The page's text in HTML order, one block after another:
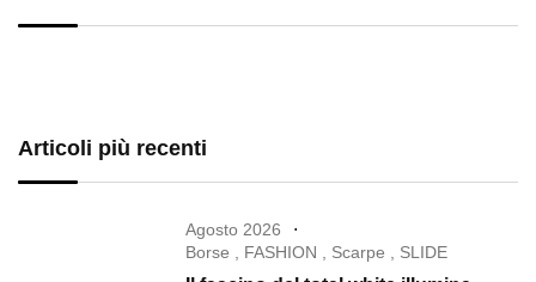
Articoli più recenti
Agosto 2026
Borse
FASHION Scarpe SLIDE